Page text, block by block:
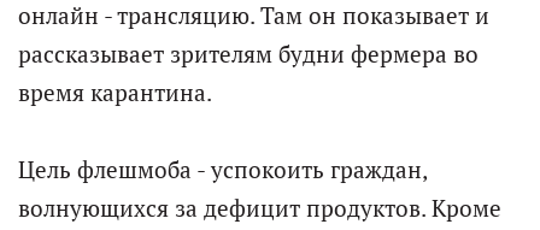
онлайн - трансляцию. Там он показывает и
рассказывает зрителям будни фермера во
время карантина.
Цель флешмоба - успокоить граждан,
волнующихся за дефицит продуктов. Кроме